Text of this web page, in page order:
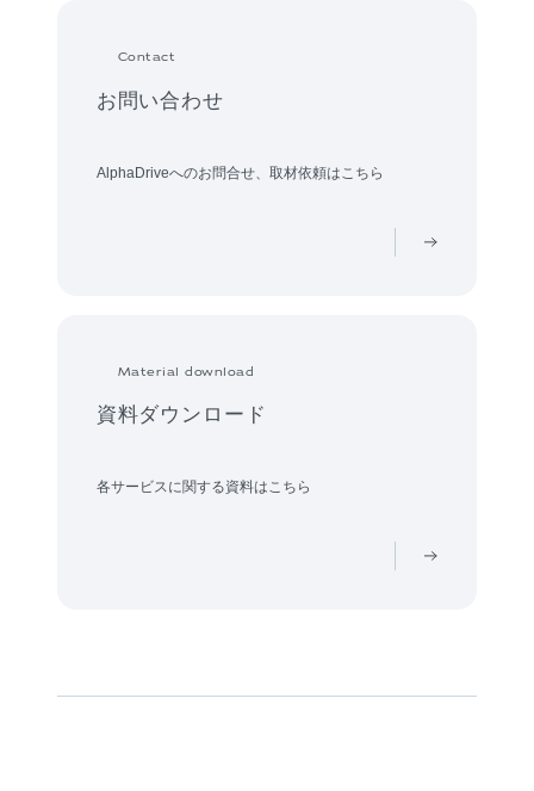
Contact
お問い合わせ
AlphaDriveへのお問合せ、取材依頼はこちら
Material download
資料ダウンロード
各サービスに関する資料はこちら